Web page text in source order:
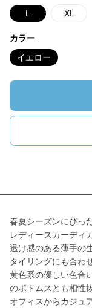
L XL
カラー
イエロー
春夏シーズンにぴっ
レディースカーディ
透け感のある薄手の
タイリングにも合わ
黄色系の優しい色合
のボトムスとも相性
オフィスからカジュ